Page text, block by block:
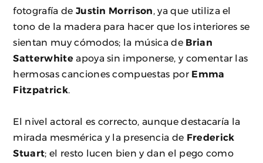
fotografía de Justin Morrison , ya que utiliza el
tono de la madera para hacer que los interiores se
sientan muy cómodos; la música de Brian
Satterwhiteapoya sin imponerse, y comentar las
hermosas canciones compuestas por Emma
Fitzpatrick.
El nivel actoral es correcto, aunque destacaría la
mirada mesmérica y la presencia de Frederick
Stuart; el resto lucen bien y dan el pego como